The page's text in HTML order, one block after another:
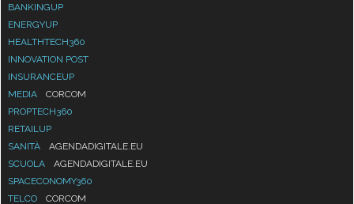
BANKINGUP
ENERGYUP
HEALTHTECH360
INNOVATION POST
INSURANCEUP
MEDIA
CORCOM
PROPTECH360
RETAILUP
SANITÀ
AGENDADIGITALE.EU
SCUOLA
AGENDADIGITALE.EU
SPACECONOMY360
TELCO
CORCOM